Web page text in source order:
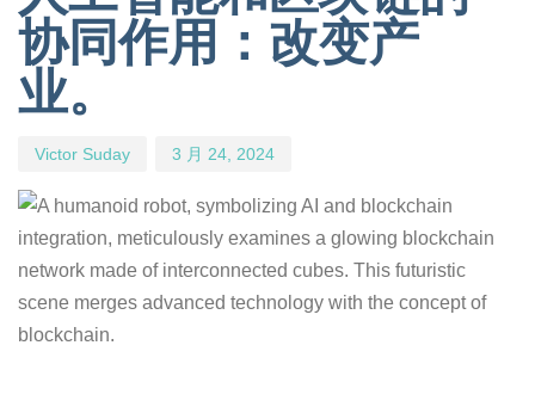
协同作用：改变产
业。
Victor Suday 3 月 24, 2024